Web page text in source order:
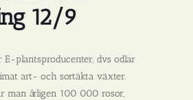
12/9
E-plantsproducenter, dvs odlar
art- och sortäkta växter.
man årligen 100 000 rosor,